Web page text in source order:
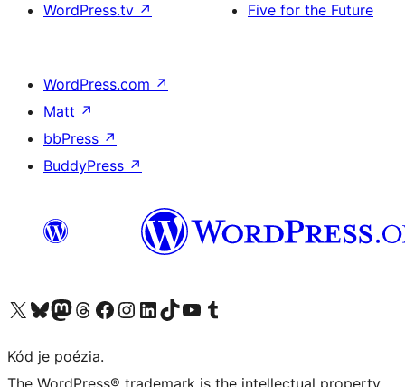
WordPress.tv ↗
Five for the Future
WordPress.com ↗
Matt ↗
bbPress ↗
BuddyPress ↗
Navštívte náš účet na X (predtým Twitter)
Navštívte náš účet na platforme Bluesky
Navštívte náš účet na Mastodone
Navštívte náš účet na platforme Threads
Navštívte našu stránku na Facebooku
Navštívte náš účet Instagram
Navštívte náš účet LinkedIn
Navštívte náš účet na platforme TikTok
Navštívte náš kanál YouTube
Navštívte náš účet na platforme Tumblr
Kód je poézia.
The WordPress® trademark is the intellectual property